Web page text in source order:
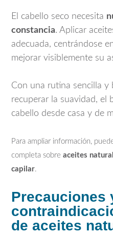
El cabello seco necesita
constancia. Aplicar
adecuada, centrándose
mejorar visiblemente su
Con una rutina sencilla y
recuperar la suavidad, el
cabello desde casa y de
Para ampliar información,
completa sobre aceites
capilar.
Precauciones
de aceites